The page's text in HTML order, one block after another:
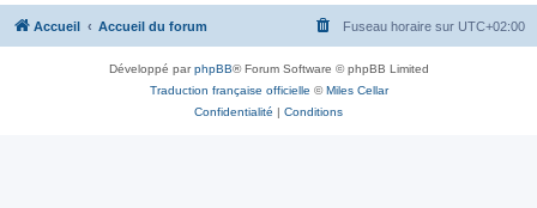
Accueil Accueil du forum Fuseau horaire sur UTC+02:00
Développé parphpBB® Forum Software © phpBB Limited
Traduction française officielle ©Miles Cellar
Confidentialité | Conditions